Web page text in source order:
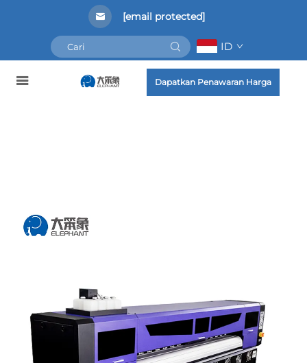
[email protected]
ID
Dapatkan Penawaran Harga